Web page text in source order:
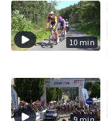
10 min